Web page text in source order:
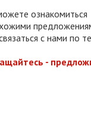
ознакомиться
с нами по
-